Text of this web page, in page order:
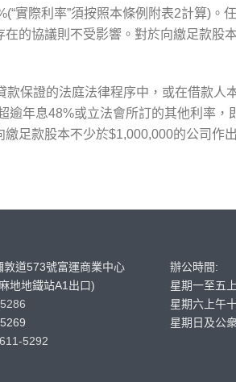
實際利率”須按照本條例附表2計算)
的協議則不受影響。對於向繳足款
保證的法庭法律程序中，或在借款人
年息48%或立法會所訂的其他利率
足款股本不少於$1,000,000的公司作
敦道573號富運商業中心
地地鐵站A1出口)
5292
辦公時間:
星期一至五
星期六上午
星期日及公